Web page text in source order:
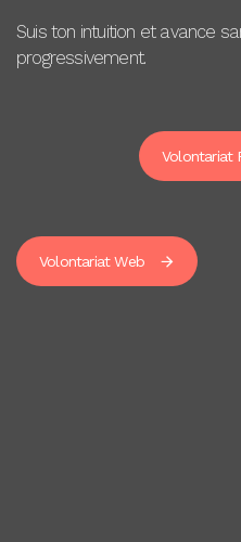
Suis ton intuition et avance
progressivement.
Volontariat
Volontariat Web